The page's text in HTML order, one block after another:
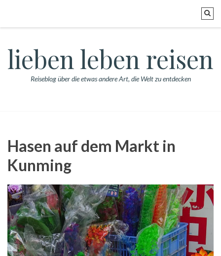
lieben leben reisen
Reiseblog über die etwas andere Art, die Welt zu entdecken
Hasen auf dem Markt in
Kunming